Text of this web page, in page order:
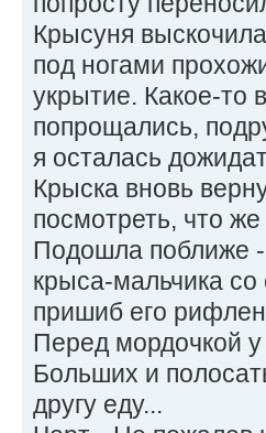
Крысуня
под ногами
укрытие. Какое-то
попрощались,
я осталась
Крыска вновь
посмотреть, что
Подошла поближе -
крыса-мальчика со
пришиб его
Перед мордочкой
Больших и
другу еду...